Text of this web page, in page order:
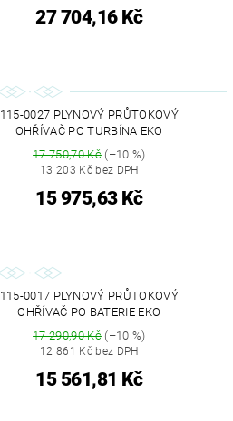
27 704,16 Kč
115-0027 PLYNOVÝ PRŮTOKOVÝ
OHŘÍVAČ PO TURBÍNA EKO
17 750,70 Kč(–10 %)
13 203 Kč bez DPH
15 975,63 Kč
115-0017 PLYNOVÝ PRŮTOKOVÝ
OHŘÍVAČ PO BATERIE EKO
17 290,90 Kč(–10 %)
12 861 Kč bez DPH
15 561,81 Kč